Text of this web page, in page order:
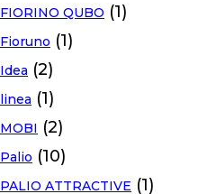
FIORINO QUBO (1)
Fioruno (1)
Idea (2)
linea (1)
MOBI (2)
Palio (10)
PALIO ATTRACTIVE (1)